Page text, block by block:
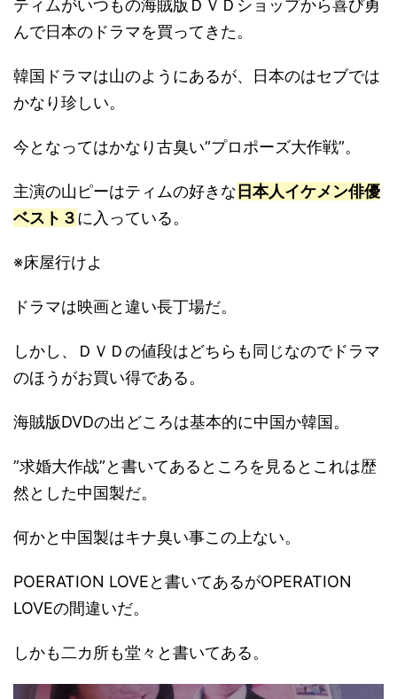
ティムがいつもの海賊版ＤＶＤショップから喜び勇
んで日本のドラマを買ってきた。
韓国ドラマは山のようにあるが、日本のはセブでは
かなり珍しい。
今となってはかなり古臭い”プロポーズ大作戦”。
主演の山ピーはティムの好きな 日本人イケメン俳優
ベスト３に入っている。
※床屋行けよ
ドラマは映画と違い長丁場だ。
しかし、ＤＶＤの値段はどちらも同じなのでドラマ
のほうがお買い得である。
海賊版DVDの出どころは基本的に中国か韓国。
”求婚大作战”と書いてあるところを見るとこれは歴
然とした中国製だ。
何かと中国製はキナ臭い事この上ない。
POERATION LOVEと書いてあるがOPERATION
LOVEの間違いだ。
しかも二カ所も堂々と書いてある。